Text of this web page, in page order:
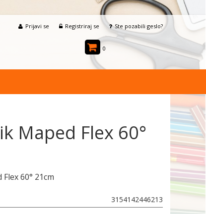
Prijavi se Registriraj se Ste pozabili geslo?
0
Maped Flex 60°
60° 21cm
3154142446213